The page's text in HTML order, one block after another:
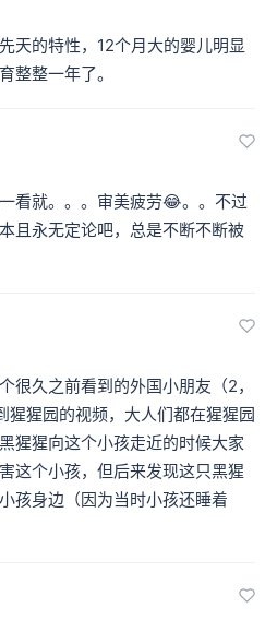
天的特性，12个月大的婴儿明显
整整一年了。
看就。。。审美疲劳😂。。不过
且永无定论吧，总是不断不断被
很久之前看到的外国小朋友（2，
猩猩园的视频，大人们都在猩猩园
猩猩向这个小孩走近的时候大家
这个小孩，但后来发现这只黑猩
孩身边（因为当时小孩还睡着